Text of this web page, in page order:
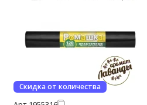
Скидка от количества